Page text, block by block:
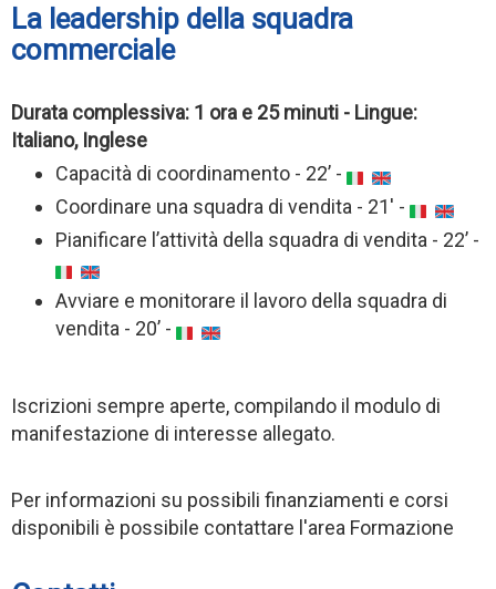
La leadership della squadra
commerciale
Durata complessiva: 1 ora e 25 minuti - Lingue:
Italiano, Inglese
Capacità di coordinamento - 22’ -
Coordinare una squadra di vendita - 21' -
Pianificare l’attività della squadra di vendita - 22’ -
Avviare e monitorare il lavoro della squadra di
vendita - 20’ -
Iscrizioni sempre aperte, compilando il modulo di
manifestazione di interesse allegato.
Per informazioni su possibili finanziamenti e corsi
disponibili è possibile contattare l'area Formazione